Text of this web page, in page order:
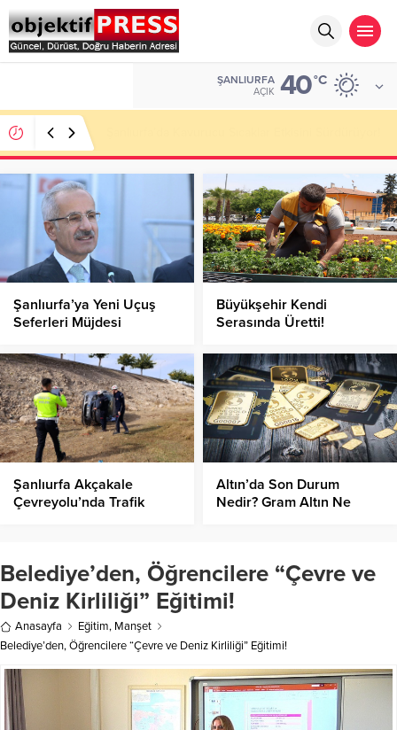
ŞANLIURFA
AÇIK 40°C
Şanlıurfa’ya Yeni Uçuş
Seferleri Müjdesi
Büyükşehir Kendi
Serasında Üretti!
Şanlıurfa Akçakale
Çevreyolu’nda Trafik
Altın’da Son Durum
Nedir? Gram Altın Ne
Belediye’den, Öğrencilere “Çevre ve
Deniz Kirliliği” Eğitimi!
Anasayfa Eğitim, Manşet
Belediye’den, Öğrencilere “Çevre ve Deniz Kirliliği” Eğitimi!